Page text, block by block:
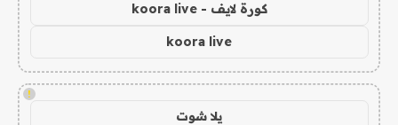
كورة لايف - koora live
koora live
!
يلا شوت